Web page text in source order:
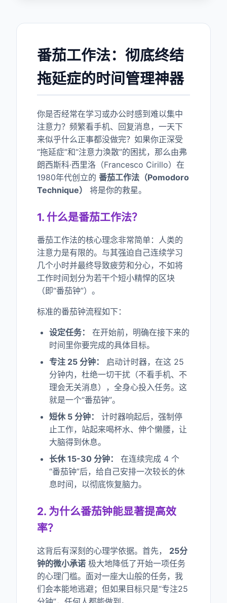
番茄工作法：彻底终结
拖延症的时间管理神器
你是否经常在学习或办公时感到难以集中
注意力？频繁看手机、回复消息，一天下
来似乎什么正事都没做完？如果你正深受
“拖延症”和“注意力涣散”的困扰，那么由弗
朗西斯科·西里洛（Francesco Cirillo）在
1980年代创立的 番茄工作法（Pomodoro
Technique）
将是你的救星。
1. 什么是番茄工作法？
番茄工作法的核心理念非常简单：人类的
注意力是有限的。与其强迫自己连续学习
几个小时并最终导致疲劳和分心，不如将
工作时间划分为若干个短小精悍的区块
（即“番茄钟”）。
标准的番茄钟流程如下：
设定任务：
在开始前，明确在接下来的
时间里你要完成的具体目标。
专注 25 分钟：
启动计时器，在这 25
分钟内，杜绝一切干扰（不看手机、不
理会无关消息），全身心投入任务。这
就是一个“番茄钟”。
短休 5 分钟：
计时器响起后，强制停
止工作，站起来喝杯水、伸个懒腰，让
大脑得到休息。
长休 15-30 分钟：
在连续完成 4 个
“番茄钟”后，给自己安排一次较长的休
息时间，以彻底恢复脑力。
2. 为什么番茄钟能显著提高效
率？
这背后有深刻的心理学依据。首先， 25分
钟的微小承诺 极大地降低了开始一项任务
的心理门槛。面对一座大山般的任务，我
们会本能地逃避；但如果目标只是“专注25